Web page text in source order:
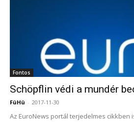
Fontos
Schöpflin védi a mundér
FüHü - 2017-11-30
Az EuroNews portál terjedelmes cikkben